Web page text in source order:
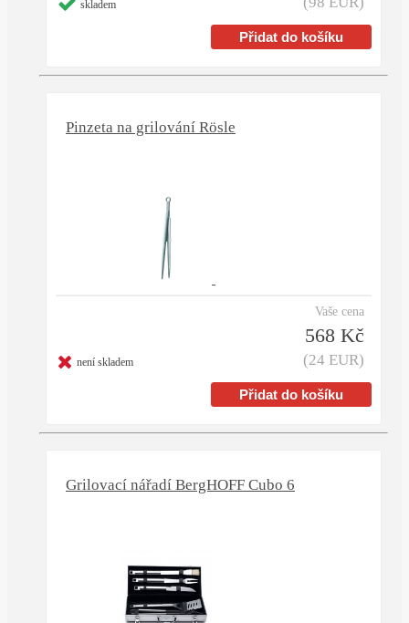
skladem
Pinzeta na grilování Rösle
Vaše cena
568 Kč
(24 EUR)
není skladem
Grilovací nářadí BergHOFF Cubo 6